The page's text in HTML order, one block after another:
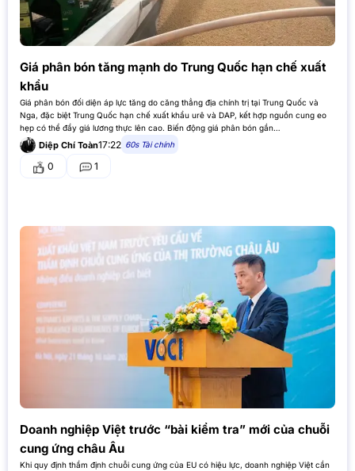
Giá phân bón tăng mạnh do Trung Quốc hạn chế xuất
khẩu
Giá phân bón đối diện áp lực tăng do căng thẳng địa chính trị tại Trung Quốc và
Nga, đặc biệt Trung Quốc hạn chế xuất khẩu urê và DAP, kết hợp nguồn cung eo
hẹp có thể đẩy giá lương thực lên cao. Biến động giá phân bón gần…
Diệp Chí Toàn17:22 60s Tài chính
0 1
Doanh nghiệp Việt trước “bài kiểm tra” mới của chuỗi
cung ứng châu Âu
Khi quy định thẩm định chuỗi cung ứng của EU có hiệu lực, doanh nghiệp Việt cần